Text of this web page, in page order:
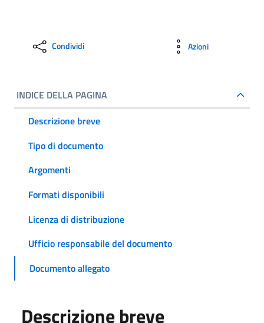
Condividi Azioni
INDICE DELLA PAGINA
Descrizione breve
Tipo di documento
Argomenti
Formati disponibili
Licenza di distribuzione
Ufficio responsabile del documento
Documento allegato
Descrizione breve